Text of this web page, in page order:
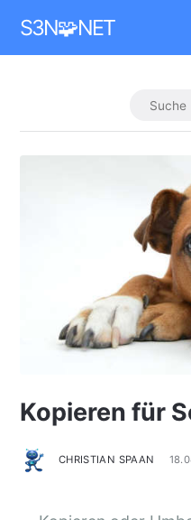
S3N🧩NET
Kopieren für
CHRISTIAN SPAAN